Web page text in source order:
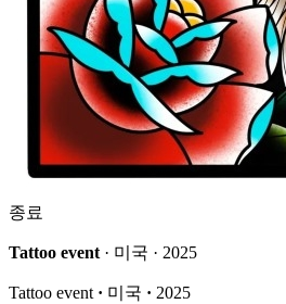
종료
Tattoo event · 미국 · 2025
Tattoo event · 미국 · 2025